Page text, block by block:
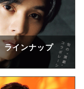
ラインナップ